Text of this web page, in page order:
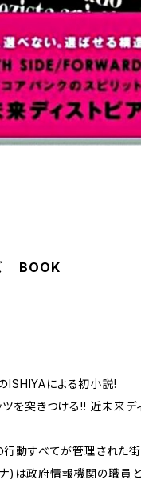
BOOK
ISHIYAによる初小説!
ツを突きつける!! 近未来デ
動すべてが管理された街
ナ)は政府情報機関の職員